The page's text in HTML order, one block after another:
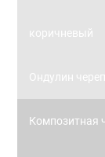
коричневый
Ондулин
Композитная